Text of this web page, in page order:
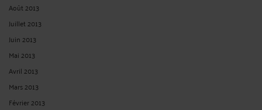
Août 2013
Juillet 2013
Juin 2013
Mai 2013
Avril 2013
Mars 2013
Février 2013